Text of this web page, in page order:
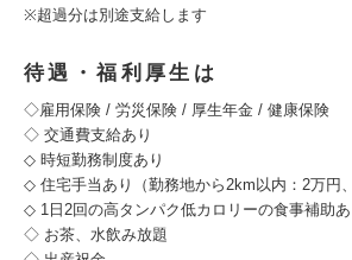
※超過分は別途支給します
待遇・福利厚生は
◇雇用保険 / 労災保険 / 厚生年金 / 健康保険
◇ 交通費支給あり
◇ 時短勤務制度あり
◇ 住宅手当あり（勤務地から2km以内：2万円
◇ 1日2回の高タンパク低カロリーの食事補助あ
◇ お茶、水飲み放題